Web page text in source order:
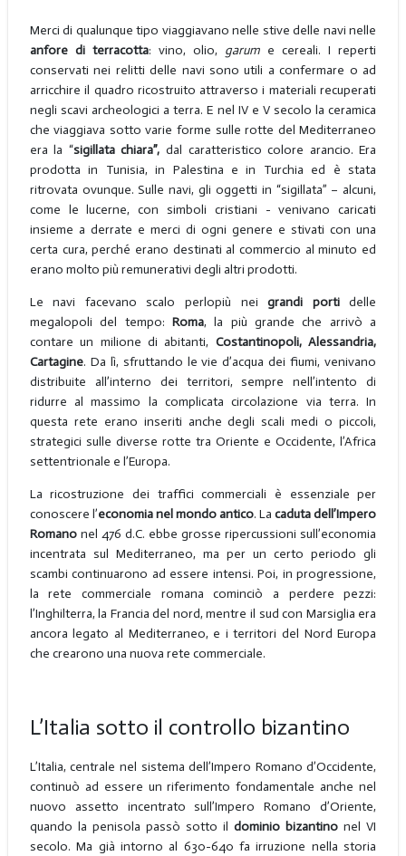
Merci di qualunque tipo viaggiavano nelle stive delle navi nelle
anfore di terracotta: vino, olio, garum e cereali. I reperti
conservati nei relitti delle navi sono utili a confermare o ad
arricchire il quadro ricostruito attraverso i materiali recuperati
negli scavi archeologici a terra. E nel IV e V secolo la ceramica
che viaggiava sotto varie forme sulle rotte del Mediterraneo
era la “sigillata chiara”, dal caratteristico colore arancio. Era
prodotta in Tunisia, in Palestina e in Turchia ed è stata
ritrovata ovunque. Sulle navi, gli oggetti in “sigillata” – alcuni,
come le lucerne, con simboli cristiani - venivano caricati
insieme a derrate e merci di ogni genere e stivati con una
certa cura, perché erano destinati al commercio al minuto ed
erano molto più remunerativi degli altri prodotti.
Le navi facevano scalo perlopiù neigrandi portidelle
megalopoli del tempo: Roma, la più grande che arrivò a
contare un milione di abitanti, Costantinopoli, Alessandria,
Cartagine. Da lì, sfruttando le vie d’acqua dei fiumi, venivano
distribuite all’interno dei territori, sempre nell’intento di
ridurre al massimo la complicata circolazione via terra. In
questa rete erano inseriti anche degli scali medi o piccoli,
strategici sulle diverse rotte tra Oriente e Occidente, l’Africa
settentrionale e l’Europa.
La ricostruzione dei traffici commerciali è essenziale per
conoscere l’economia nel mondo antico. Lacaduta dell’Impero
Romanonel 476 d.C. ebbe grosse ripercussioni sull’economia
incentrata sul Mediterraneo, ma per un certo periodo gli
scambi continuarono ad essere intensi. Poi, in progressione,
la rete commerciale romana cominciò a perdere pezzi:
l’Inghilterra, la Francia del nord, mentre il sud con Marsiglia era
ancora legato al Mediterraneo, e i territori del Nord Europa
che crearono una nuova rete commerciale.
L’Italia sotto il controllo bizantino
L’Italia, centrale nel sistema dell’Impero Romano d’Occidente,
continuò ad essere un riferimento fondamentale anche nel
nuovo assetto incentrato sull’Impero Romano d’Oriente,
quando la penisola passò sotto ildominio bizantino nel VI
secolo. Ma già intorno al 630-640 fa irruzione nella storia